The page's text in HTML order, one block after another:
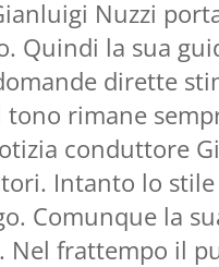
Nuzzi
Quindi la sua
dirette
rimane
conduttore
Intanto lo
Comunque la
frattempo il